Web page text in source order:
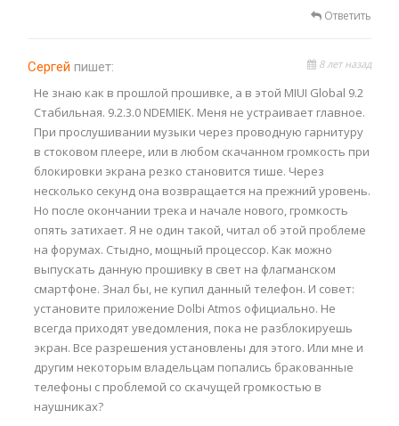
Ответить
Сергей пишет: 8 лет назад
Не знаю как в прошлой прошивке, а в этой MIUI Global 9.2
Стабильная. 9.2.3.0 NDEMIEK. Меня не устраивает главное.
При прослушивании музыки через проводную гарнитуру
в стоковом плеере, или в любом скачанном громкость при
блокировки экрана резко становится тише. Через
несколько секунд она возвращается на прежний уровень.
Но после окончании трека и начале нового, громкость
опять затихает. Я не один такой, читал об этой проблеме
на форумах. Стыдно, мощный процессор. Как можно
выпускать данную прошивку в свет на флагманском
смартфоне. Знал бы, не купил данный телефон. И совет:
установите приложение Dolbi Atmos официально. Не
всегда приходят уведомления, пока не разблокируешь
экран. Все разрешения установлены для этого. Или мне и
другим некоторым владельцам попались бракованные
телефоны с проблемой со скачущей громкостью в
наушниках?